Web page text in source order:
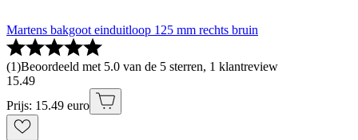
Martens bakgoot einduitloop 125 mm rechts bruin
(1)Beoordeeld met 5.0 van de 5 sterren, 1 klantreview
15.49
Prijs: 15.49 euro